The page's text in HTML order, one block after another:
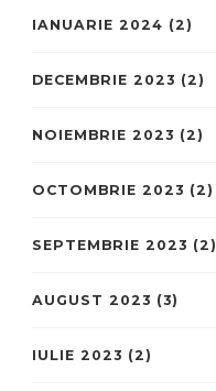
IANUARIE 2024 (2)
DECEMBRIE 2023 (2)
NOIEMBRIE 2023 (2)
OCTOMBRIE 2023 (2)
SEPTEMBRIE 2023 (2)
AUGUST 2023 (3)
IULIE 2023 (2)